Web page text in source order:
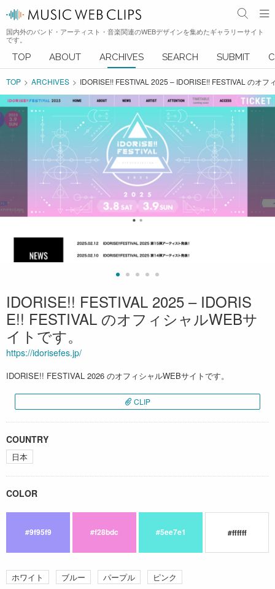
国内外のバンド・アーティスト・音楽関連のWEBデザインを集めたギャラリーサイト
です。
TOP ABOUT ARCHIVES SEARCH SUBMIT
TOP ARCHIVES IDORISE!! FESTIVAL 2025 – IDORISE!! FESTIVAL のオ
IDORISE!! FESTIVAL 2025 – IDORIS
E!! FESTIVAL のオフィシャルWEBサ
イトです。
https://idorisefes.jp/
IDORISE!! FESTIVAL 2026 のオフィシャルWEBサイトです。
CLIP
COUNTRY
日本
COLOR
#9f95f9 #f28bdc #5ee7e1 #ffffff
ホワイト ブルー パープル ピンク